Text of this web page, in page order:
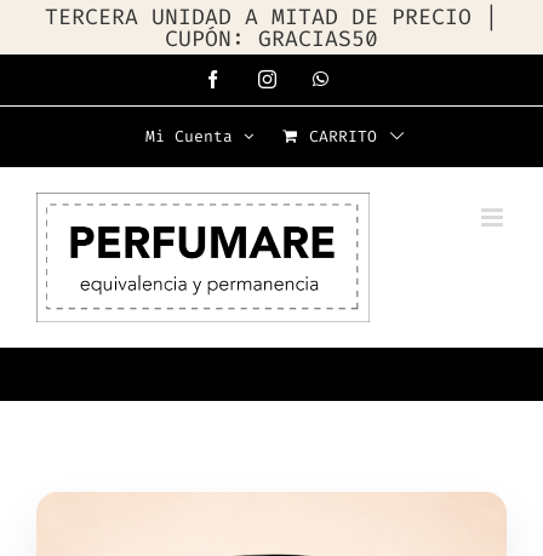
TERCERA UNIDAD A MITAD DE PRECIO |
CUPÓN: GRACIAS50
al
FacebookInstagramWhatsApp
Mi Cuenta CARRITO